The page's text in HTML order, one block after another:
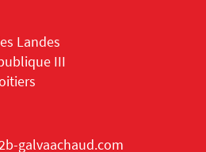
Landes
III
galvaachaud.com